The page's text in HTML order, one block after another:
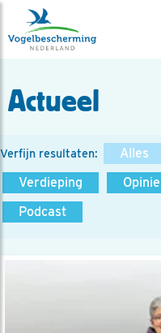
Actueel
Verfijn resultaten: Alles
Verdieping
Opinie
Podcast